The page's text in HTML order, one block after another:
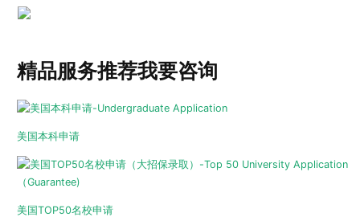
精品服务推荐我要咨询
美国本科申请
美国TOP50名校申请